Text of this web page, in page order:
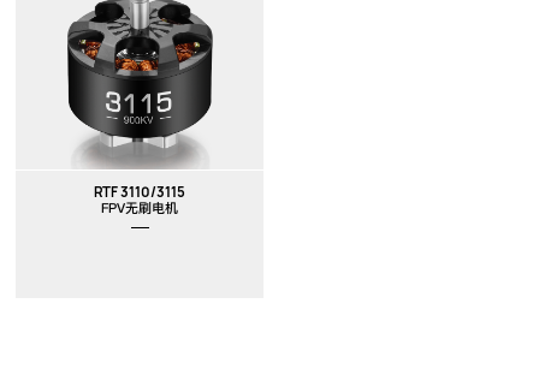
RTF 3110/3115
FPV无刷电机